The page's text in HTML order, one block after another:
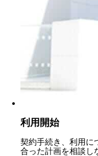
利用開始
契約手続き、利用に
合った計画を相談し